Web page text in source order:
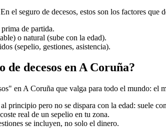
el seguro de decesos, estos son los factores que
de partida.
o natural (sube con la edad).
(sepelio, gestiones, asistencia).
de decesos en A Coruña?
en A Coruña que valga para todo el mundo: el
principio pero no se dispara con la edad: suele
real de un sepelio en tu zona.
se incluyen, no solo el dinero.